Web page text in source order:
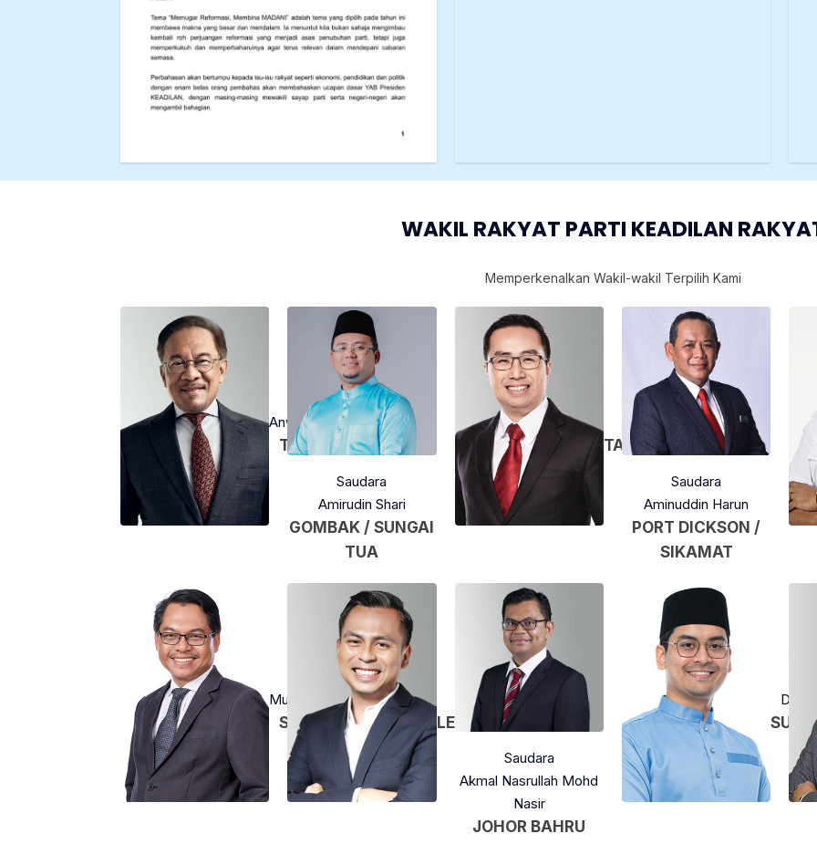
WAKIL RAKYAT PARTI KEADILAN
Memperkenalkan Wakil-wakil Terpilih Kami
Saudara
Anwar Ibrahim
TAMBUN
Saudara
Amirudin Shari
GOMBAK / SUNGAI
TUA
Saudara
Chang Lih Kang
TANJONG MALIM
Saudara
Aminuddin Harun
PORT DICKSON /
SIKAMAT
Saudara
Mustapha Sakmud
SEPANGGAR
Saudara
Fahmi Fadzil
LEMBAH PANTAI
Saudara
Akmal Nasrullah Mohd
Nasir
JOHOR BAHRU
Dr.